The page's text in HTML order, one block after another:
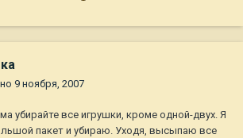
9 ноября, 2007
убирайте все игрушки, кроме одной-двух. Я
пакет и убираю. Уходя, высыпаю все